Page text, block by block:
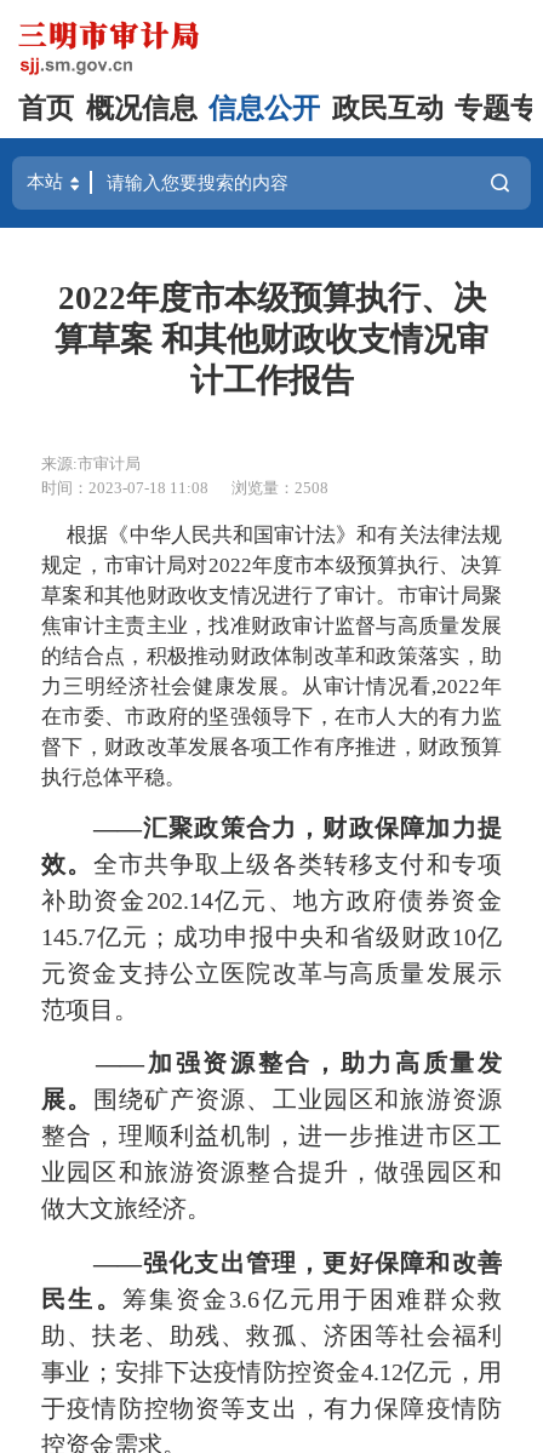
首页 概况信息 信息公开 政民互动 专题
2022年度市本级预算执行、决
算草案 和其他财政收支情况审
计工作报告
来源:市审计局
时间：2023-07-18 11:08
浏览量：2508
根据《中华人民共和国审计法》和有关法律法规
规定，市审计局对2022年度市本级预算执行、决算
草案和其他财政收支情况进行了审计。市审计局聚
焦审计主责主业，找准财政审计监督与高质量发展
的结合点，积极推动财政体制改革和政策落实，助
力三明经济社会健康发展。从审计情况看,2022年
在市委、市政府的坚强领导下，在市人大的有力监
督下，财政改革发展各项工作有序推进，财政预算
执行总体平稳。
——汇聚政策合力，财政保障加力提
效。 全市共争取上级各类转移支付和专项
补助资金202.14亿元、地方政府债券资金
145.7亿元；成功申报中央和省级财政10亿
元资金支持公立医院改革与高质量发展示
范项目。
——加强资源整合，助力高质量发
展。
围绕矿产资源、工业园区和旅游资源
整合，理顺利益机制，进一步推进市区工
业园区和旅游资源整合提升，做强园区和
做大文旅经济。
——强化支出管理，更好保障和改善
民生。 筹集资金3.6亿元用于困难群众救
助、扶老、助残、救孤、济困等社会福利
事业；安排下达疫情防控资金4.12亿元，用
于疫情防控物资等支出，有力保障疫情防
控资金需求。